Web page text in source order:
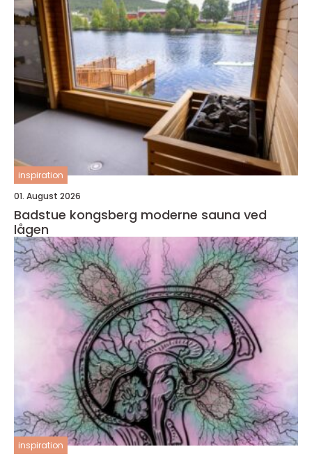
inspiration
01. August 2026
Badstue kongsberg moderne sauna ved
lågen
inspiration